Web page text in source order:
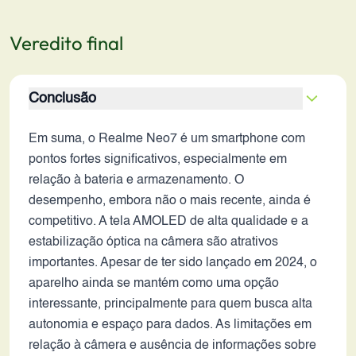
Veredito final
Conclusão
Em suma, o Realme Neo7 é um smartphone com
pontos fortes significativos, especialmente em
relação à bateria e armazenamento. O
desempenho, embora não o mais recente, ainda é
competitivo. A tela AMOLED de alta qualidade e a
estabilização óptica na câmera são atrativos
importantes. Apesar de ter sido lançado em 2024, o
aparelho ainda se mantém como uma opção
interessante, principalmente para quem busca alta
autonomia e espaço para dados. As limitações em
relação à câmera e ausência de informações sobre